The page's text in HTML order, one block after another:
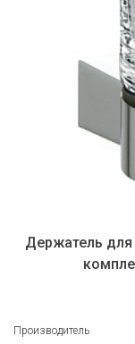
Держатель для
Производитель